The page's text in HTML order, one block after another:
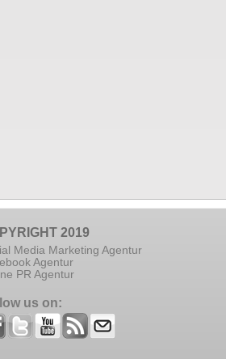
2019
Media Marketing Agentur
Agentur
PR Agentur
us on: